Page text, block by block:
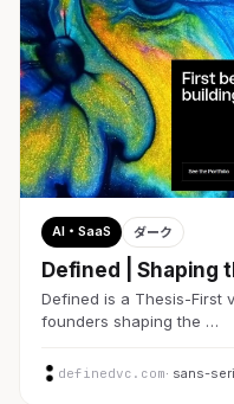
AI・SaaS ダーク
Defined | Shaping
Defined is a Thesis-First
founders shaping the …
definedvc.com· sans-